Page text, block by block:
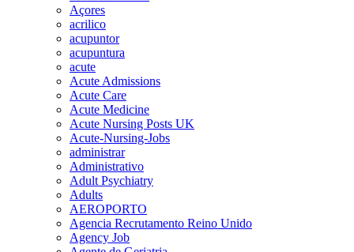
Açores
acrilico
acupuntor
acupuntura
acute
Acute Admissions
Acute Care
Acute Medicine
Acute Nursing Posts UK
Acute-Nursing-Jobs
administrar
Administrativo
Adult Psychiatry
Adults
AEROPORTO
Agencia Recrutamento Reino Unido
Agency Job